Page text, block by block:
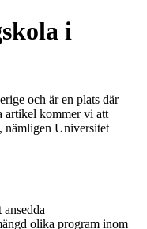
i
och är en plats där
artikel kommer vi att
nämligen Universitet
olika program inom